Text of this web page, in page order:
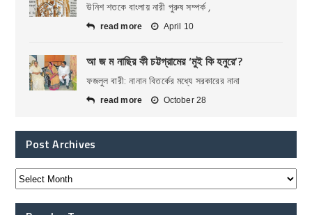
উনিশ শতকে বাংলায় নারী পুরুষ সম্পর্ক ,
read more April 10
আ জ ম নাছির কী চট্টগ্রামের ‘মুই কি হনুরে’?
ফজলুল বারী: নানান বিতর্কের মধ্যে সরকারের নানা
read more October 28
Post Archives